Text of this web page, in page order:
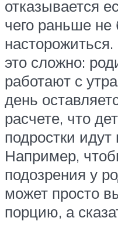
отказывается
чего раньше не
это сложно:
работают с
день
расчете, что
подростки идут
Например,
подозрения у
может просто
порцию, а